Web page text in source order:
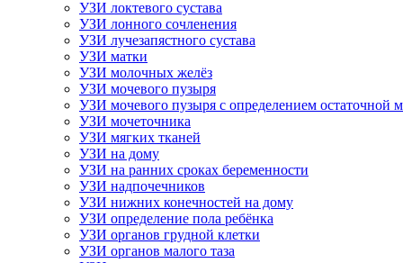
УЗИ локтевого сустава
УЗИ лонного сочленения
УЗИ лучезапястного сустава
УЗИ матки
УЗИ молочных желёз
УЗИ мочевого пузыря
УЗИ мочевого пузыря с определением остаточной
УЗИ мочеточника
УЗИ мягких тканей
УЗИ на дому
УЗИ на ранних сроках беременности
УЗИ надпочечников
УЗИ нижних конечностей на дому
УЗИ определение пола ребёнка
УЗИ органов грудной клетки
УЗИ органов малого таза